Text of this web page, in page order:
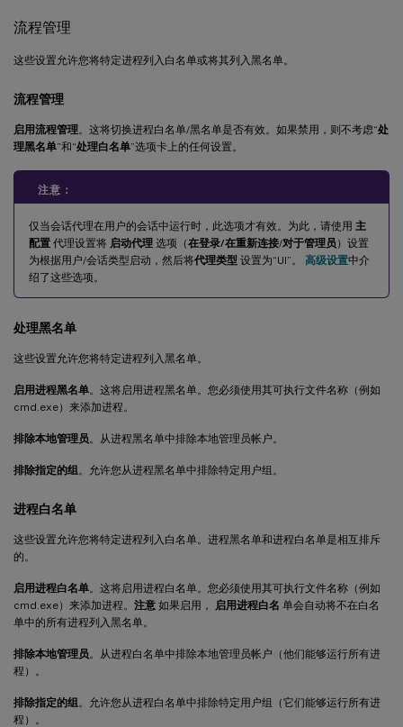
流程管理
这些设置允许您将特定进程列入白名单或将其列入黑名单。
流程管理
启用流程管理。这将切换进程白名单/黑名单是否有效。如果禁用，则不考虑“处
理黑名单”和“处理白名单”选项卡上的任何设置。
注意：
仅当会话代理在用户的会话中运行时，此选项才有效。为此，请使用 主
配置 代理设置将 启动代理 选项（在登录/在重新连接/对于管理员 ）设置
为根据用户/会话类型启动，然后将代理类型 设置为“UI”。 高级设置中介
绍了这些选项。
处理黑名单
这些设置允许您将特定进程列入黑名单。
启用进程黑名单。这将启用进程黑名单。您必须使用其可执行文件名称（例如
cmd.exe）来添加进程。
排除本地管理员 。从进程黑名单中排除本地管理员帐户。
排除指定的组 。允许您从进程黑名单中排除特定用户组。
进程白名单
这些设置允许您将特定进程列入白名单。进程黑名单和进程白名单是相互排斥
的。
启用进程白名单。这将启用进程白名单。您必须使用其可执行文件名称（例如
cmd.exe）来添加进程。 注意 如果启用， 启用进程白名 单会自动将不在白名
单中的所有进程列入黑名单。
排除本地管理员 。从进程白名单中排除本地管理员帐户（他们能够运行所有进
程）。
排除指定的组 。允许您从进程白名单中排除特定用户组（它们能够运行所有进
程）。